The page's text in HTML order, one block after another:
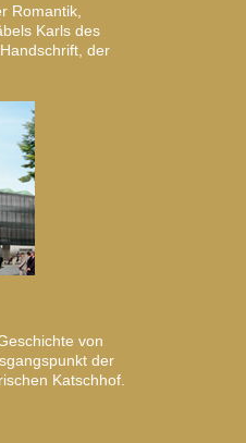
Romantik,
Karls des
der
von
der
Katschhof.